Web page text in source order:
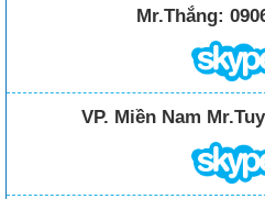
Mr.Thắng:
VP. Miền Nam